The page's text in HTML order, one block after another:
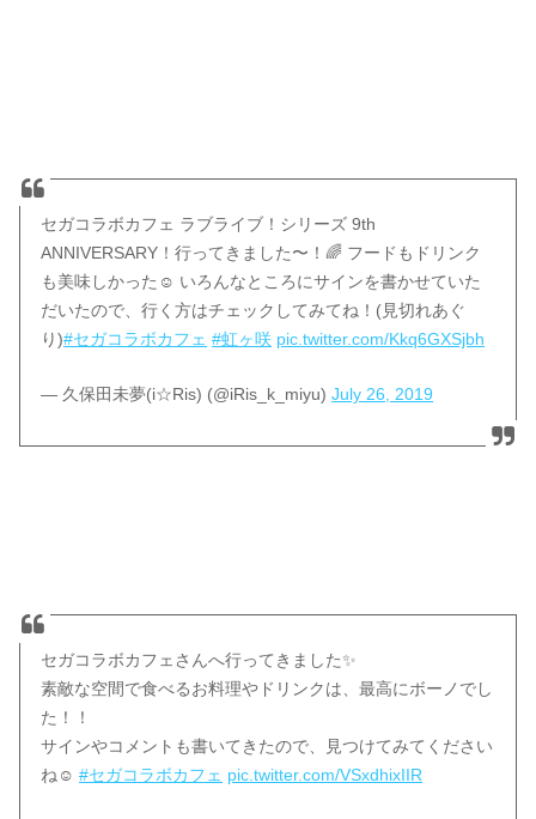
セガコラボカフェ ラブライブ！シリーズ 9th
ANNIVERSARY！行ってきました〜！🌈 フードもドリンク
も美味しかった☺️ いろんなところにサインを書かせていた
だいたので、行く方はチェックしてみてね！(見切れあぐ
り)#セガコラボカフェ #虹ヶ咲 pic.twitter.com/Kkq6GXSjbh
— 久保田未夢(i☆Ris) (@iRis_k_miyu)July 26, 2019
セガコラボカフェさんへ行ってきました✨
素敵な空間で食べるお料理やドリンクは、最高にボーノでし
た！！
サインやコメントも書いてきたので、見つけてみてください
ね☺️#セガコラボカフェ pic.twitter.com/VSxdhixIIR